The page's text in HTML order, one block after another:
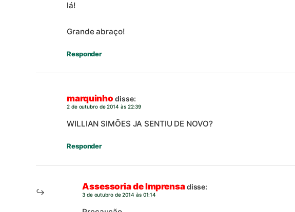
lá!
Grande abraço!
Responder
marquinho disse:
2 de outubro de 2014 às 22:39
WILLIAN SIMÕES JA SENTIU DE NOVO?
Responder
Assessoria de Imprensadisse:
3 de outubro de 2014 às 01:14